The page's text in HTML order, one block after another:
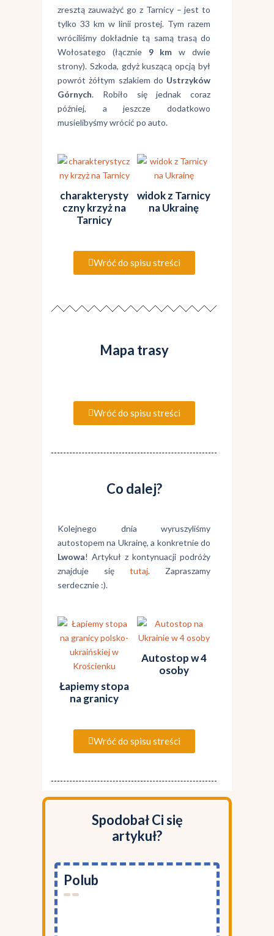
zresztą zauważyć go z Tarnicy – jest to
tylko 33 km w linii prostej. Tym razem
wróciliśmy dokładnie tą samą trasą do
Wołosatego (łącznie 9 km w dwie
strony). Szkoda, gdyż kuszącą opcją był
powrót żółtym szlakiem do Ustrzyków
Górnych. Robiło się jednak coraz
później, a jeszcze dodatkowo
musielibyśmy wrócić po auto.
charakterysty
czny krzyż na
Tarnicy
widok z Tarnicy
na Ukrainę
Wróć do spisu streści
Mapa trasy
Wróć do spisu streści
Co dalej?
Kolejnego dnia wyruszyliśmy
autostopem na Ukrainę, a konkretnie do
Lwowa! Artykuł z kontynuacji podróży
znajduje się tutaj. Zapraszamy
serdecznie :).
Łapiemy stopa
na granicy
Autostop w 4
osoby
Wróć do spisu streści
Spodobał Ci się
artykuł?
Polub